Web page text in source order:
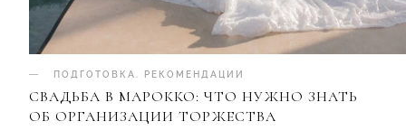
ПОДГОТОВКА. РЕКОМЕНДАЦИИ
СВАДЬБА В МАРОККО: ЧТО НУЖНО ЗНАТЬ
ОБ ОРГАНИЗАЦИИ ТОРЖЕСТВА